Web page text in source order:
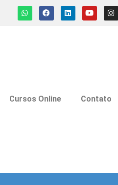
Cursos Online Contato